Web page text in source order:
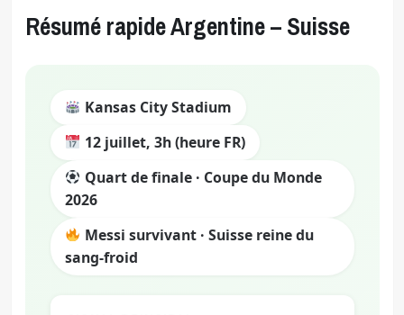
Résumé rapide Argentine – Suisse
Kansas City Stadium
12 juillet, 3h (heure FR)
Quart de finale · Coupe du Monde
2026
Messi survivant · Suisse reine du
sang-froid